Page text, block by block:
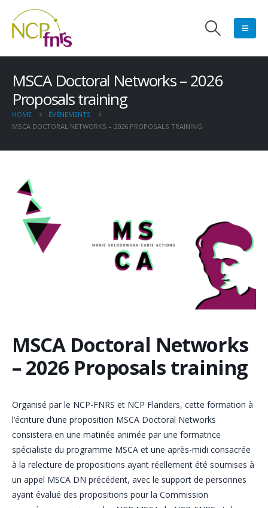
MSCA Doctoral Networks – 2026
Proposals training
HOME
ÉVÉNEMENTS
MSCA DOCTORAL NETWORKS – 2026 PROPOSALS TRAINING
MSCA Doctoral Networks
– 2026 Proposals training
Organisé par le NCP-FNRS et NCP Flanders, cette formation à
l’écriture d’une proposition MSCA Doctoral Networks
consistera en une matinée animée par une formatrice
spécialiste du programme MSCA et une après-midi consacrée
à la relecture de propositions ayant réellement été soumises à
un appel MSCA DN précédent, avec le support de personnes
ayant évalué des propositions pour la Commission